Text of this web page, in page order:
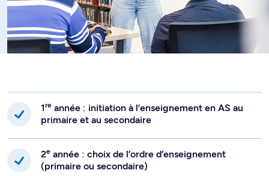
1re année : initiation à l’enseignement en AS au
primaire et au secondaire
2e année : choix de l’ordre d’enseignement
(primaire ou secondaire)